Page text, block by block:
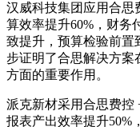
汉威科技集团应用合思
算效率提升60%，财务
致提升，预算检验前置
步证明了合思解决方案
方面的重要作用。
派克新材采用合思费控
报表产出效率提升50%